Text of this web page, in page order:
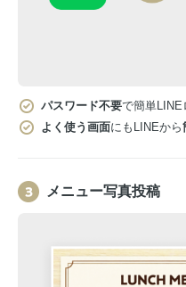
パスワード不要で簡単LINE
よく使う画面にもLINEから
メニュー写真投稿